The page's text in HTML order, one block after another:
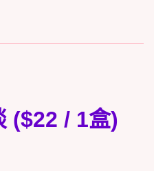
($22 / 1盒)